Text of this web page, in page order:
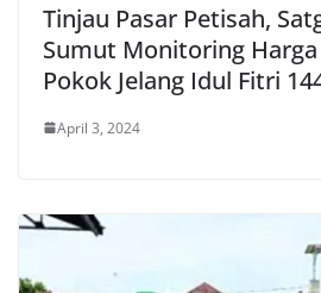
Tinjau Pasar Petisah,
Sumut Monitoring
Pokok Jelang Idul Fitri
April 3, 2024